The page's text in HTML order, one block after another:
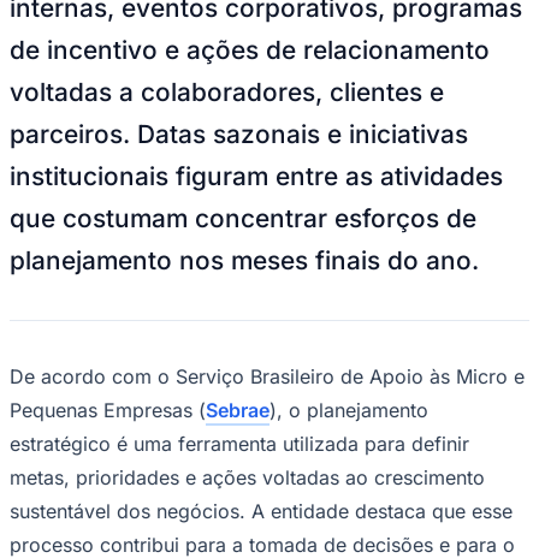
NBA
Fórmula 1
Tênis (ATP)
NHL
Vôlei
Libertadores
Copa América
Champions League
Premier League
La Liga
Bundesliga
Mundial 2026
internas, eventos corporativos, programas
de incentivo e ações de relacionamento
voltadas a colaboradores, clientes e
parceiros. Datas sazonais e iniciativas
institucionais figuram entre as atividades
que costumam concentrar esforços de
planejamento nos meses finais do ano.
De acordo com o Serviço Brasileiro de Apoio às Micro e
Pequenas Empresas (Sebrae), o planejamento
estratégico é uma ferramenta utilizada para definir
metas, prioridades e ações voltadas ao crescimento
sustentável dos negócios. A entidade destaca que esse
processo contribui para a tomada de decisões e para o